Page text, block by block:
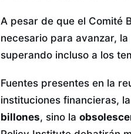
A pesar de que el Comité
necesario para avanzar,
superando incluso a los
Fuentes presentes en la
instituciones financieras,
billones, sino la